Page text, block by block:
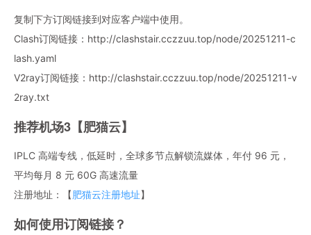
复制下方订阅链接到对应客户端中使用。
Clash订阅链接：http://clashstair.cczzuu.top/node/20251211-c
lash.yaml
V2ray订阅链接：http://clashstair.cczzuu.top/node/20251211-v
2ray.txt
推荐机场3【肥猫云】
IPLC 高端专线，低延时，全球多节点解锁流媒体，年付 96 元，
平均每月 8 元 60G 高速流量
注册地址：【肥猫云注册地址】
如何使用订阅链接？